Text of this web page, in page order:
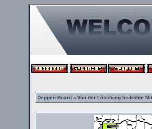
Deppen Board» Von der Löschung bedrohte